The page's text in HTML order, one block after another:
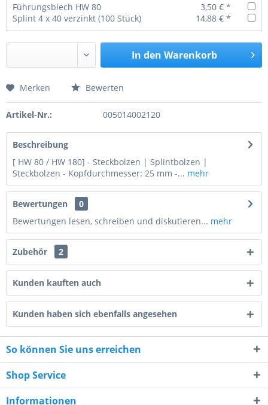
Führungsblech HW 80
3,50 € *
Splint 4 x 40 verzinkt (100 Stück)
14,88 € *
In den Warenkorb
Preis anfragen
9 + 7 = ?
Merken Bewerten
Artikel-Nr.: 005014002120
Beschreibung
[ HW 80 / HW 180] - Steckbolzen | Splintbolzen |
Steckbolzen - Kopfdurchmesser: 25 mm -... mehr
Bewertungen
0
Bewertungen lesen, schreiben und diskutieren... mehr
Zubehör 2
Kunden kauften auch
Kunden haben sich ebenfalls angesehen
So können Sie uns erreichen
Shop Service
Informationen